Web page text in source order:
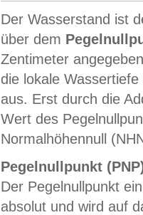
Der Wasserstand ist
über dem
Zentimeter
die lokale
aus. Erst durch die
Wert des
Normalhöhennull
Pegelnullpunkt
Der Pegelnullpunkt
absolut und wird auf